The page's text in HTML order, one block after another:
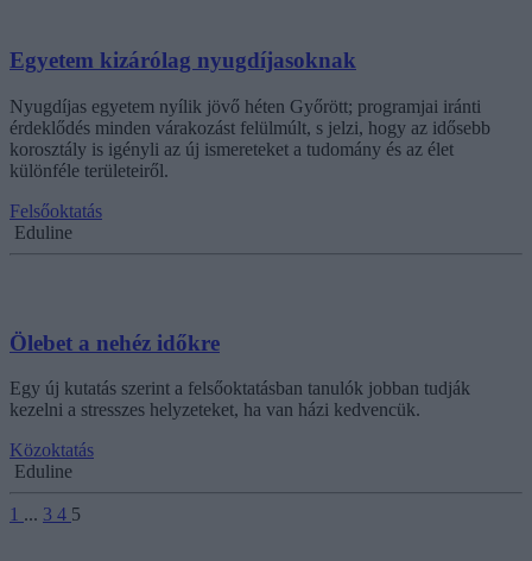
Egyetem kizárólag nyugdíjasoknak
Nyugdíjas egyetem nyílik jövő héten Győrött; programjai iránti
érdeklődés minden várakozást felülmúlt, s jelzi, hogy az idősebb
korosztály is igényli az új ismereteket a tudomány és az élet
különféle területeiről.
Felsőoktatás
Eduline
Ölebet a nehéz időkre
Egy új kutatás szerint a felsőoktatásban tanulók jobban tudják
kezelni a stresszes helyzeteket, ha van házi kedvencük.
Közoktatás
Eduline
1 ... 3 4 5